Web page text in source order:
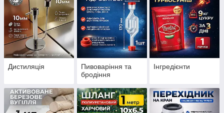
Дистиляція
Пивоваріння та
бродіння
Інгредієнти